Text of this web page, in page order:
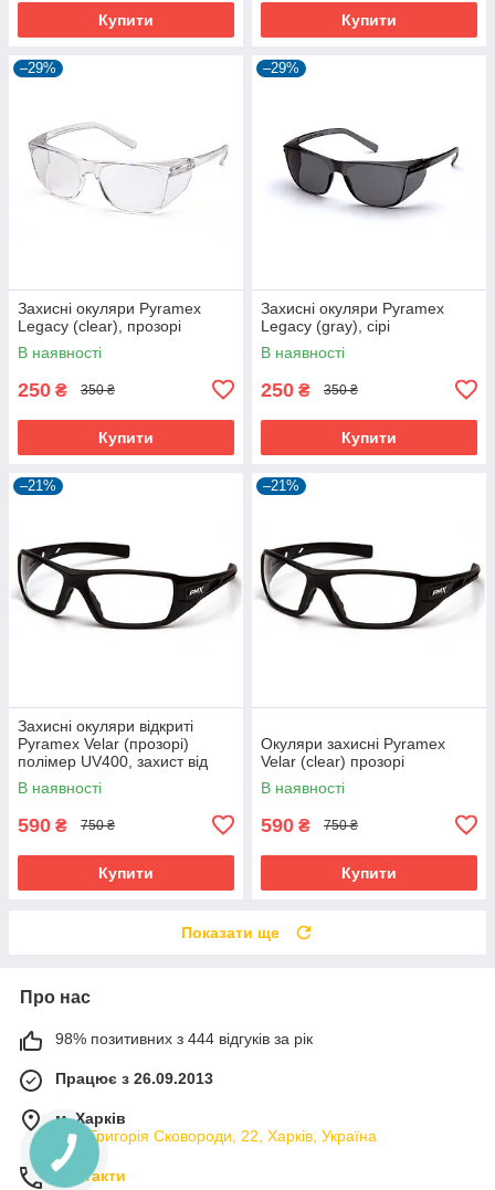
Купити Купити
–29%
Захисні окуляри Pyramex
Legacy (clear), прозорі
В наявності
250 ₴ 350 ₴
Купити
–29%
Захисні окуляри Pyramex
Legacy (gray), сірі
В наявності
250 ₴ 350 ₴
Купити
–21%
Захисні окуляри відкриті
Pyramex Velar (прозорі)
полімер UV400, захист від
подряпин
В наявності
590 ₴ 750 ₴
Купити
–21%
Окуляри захисні Pyramex
Velar (clear) прозорі
В наявності
590 ₴ 750 ₴
Купити
Показати ще
Про нас
98% позитивних з 444 відгуків за рік
Працює з 26.09.2013
м. Харків
вул. Григорія Сковороди, 22, Харків, Україна
Контакти